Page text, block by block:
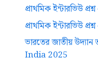
প্রাথমিক ইন্টারভিউ
প্রাথমিক ইন্টারভিউ
ভারতের জাতীয়
India 2025